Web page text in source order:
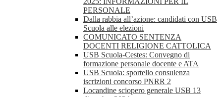
PERSONALE
Dalla rabbia all’azione: candidati con USB
Scuola alle elezioni
COMUNICATO SENTENZA
DOCENTI RELIGIONE CATTOLICA
USB Scuola-Cestes: Convegno di
formazione personale docente e ATA
USB Scuola: sportello consulenza
iscrizioni concorso PNRR 2
Locandine sciopero generale USB 13